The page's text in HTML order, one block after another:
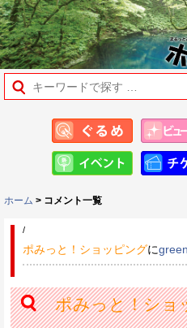
ホーム > コメント一覧
/
ポみっと！ショッピングに
ポみっと！ショ